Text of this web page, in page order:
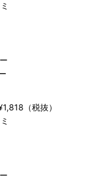
（税抜）